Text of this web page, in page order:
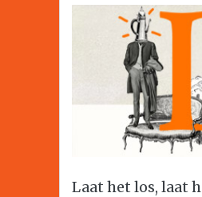
Laat het los, laat